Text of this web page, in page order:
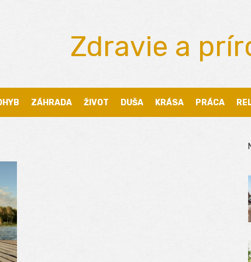
Zdravie a
ZÁHRADA ŽIVOT DUŠA KRÁSA PRÁCA